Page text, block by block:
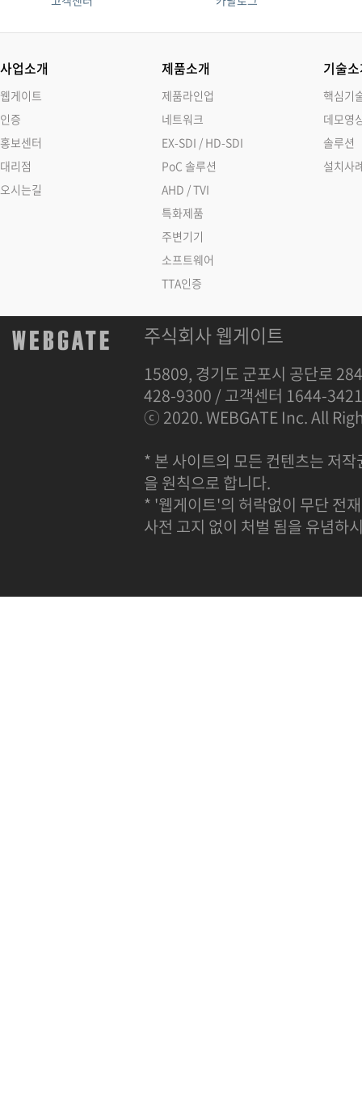
사업소개
웹게이트
인증
홍보센터
대리점
오시는길
제품소개
제품라인업
네트워크
EX-SDI / HD-SDI
PoC 솔루션
AHD / TVI
특화제품
주변기기
소프트웨어
TTA인증
기술
핵심기
데모영
솔루션
설치사
주식회사 웹게이트
15809, 경기도 군포시 공단로
428-9300 / 고객센터 1644-
ⓒ 2020. WEBGATE Inc. All
* 본 사이트의 모든 컨텐츠는 저
을 원칙으로 합니다.
* '웹게이트'의 허락없이 무단 전
사전 고지 없이 처벌 됨을 유념하